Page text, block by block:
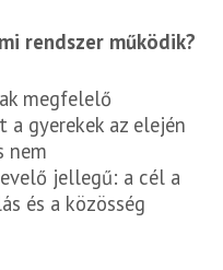
rendszer működik?
megfelelő
a gyerekek az elején
nem
jellegű: a cél a
és a közösség